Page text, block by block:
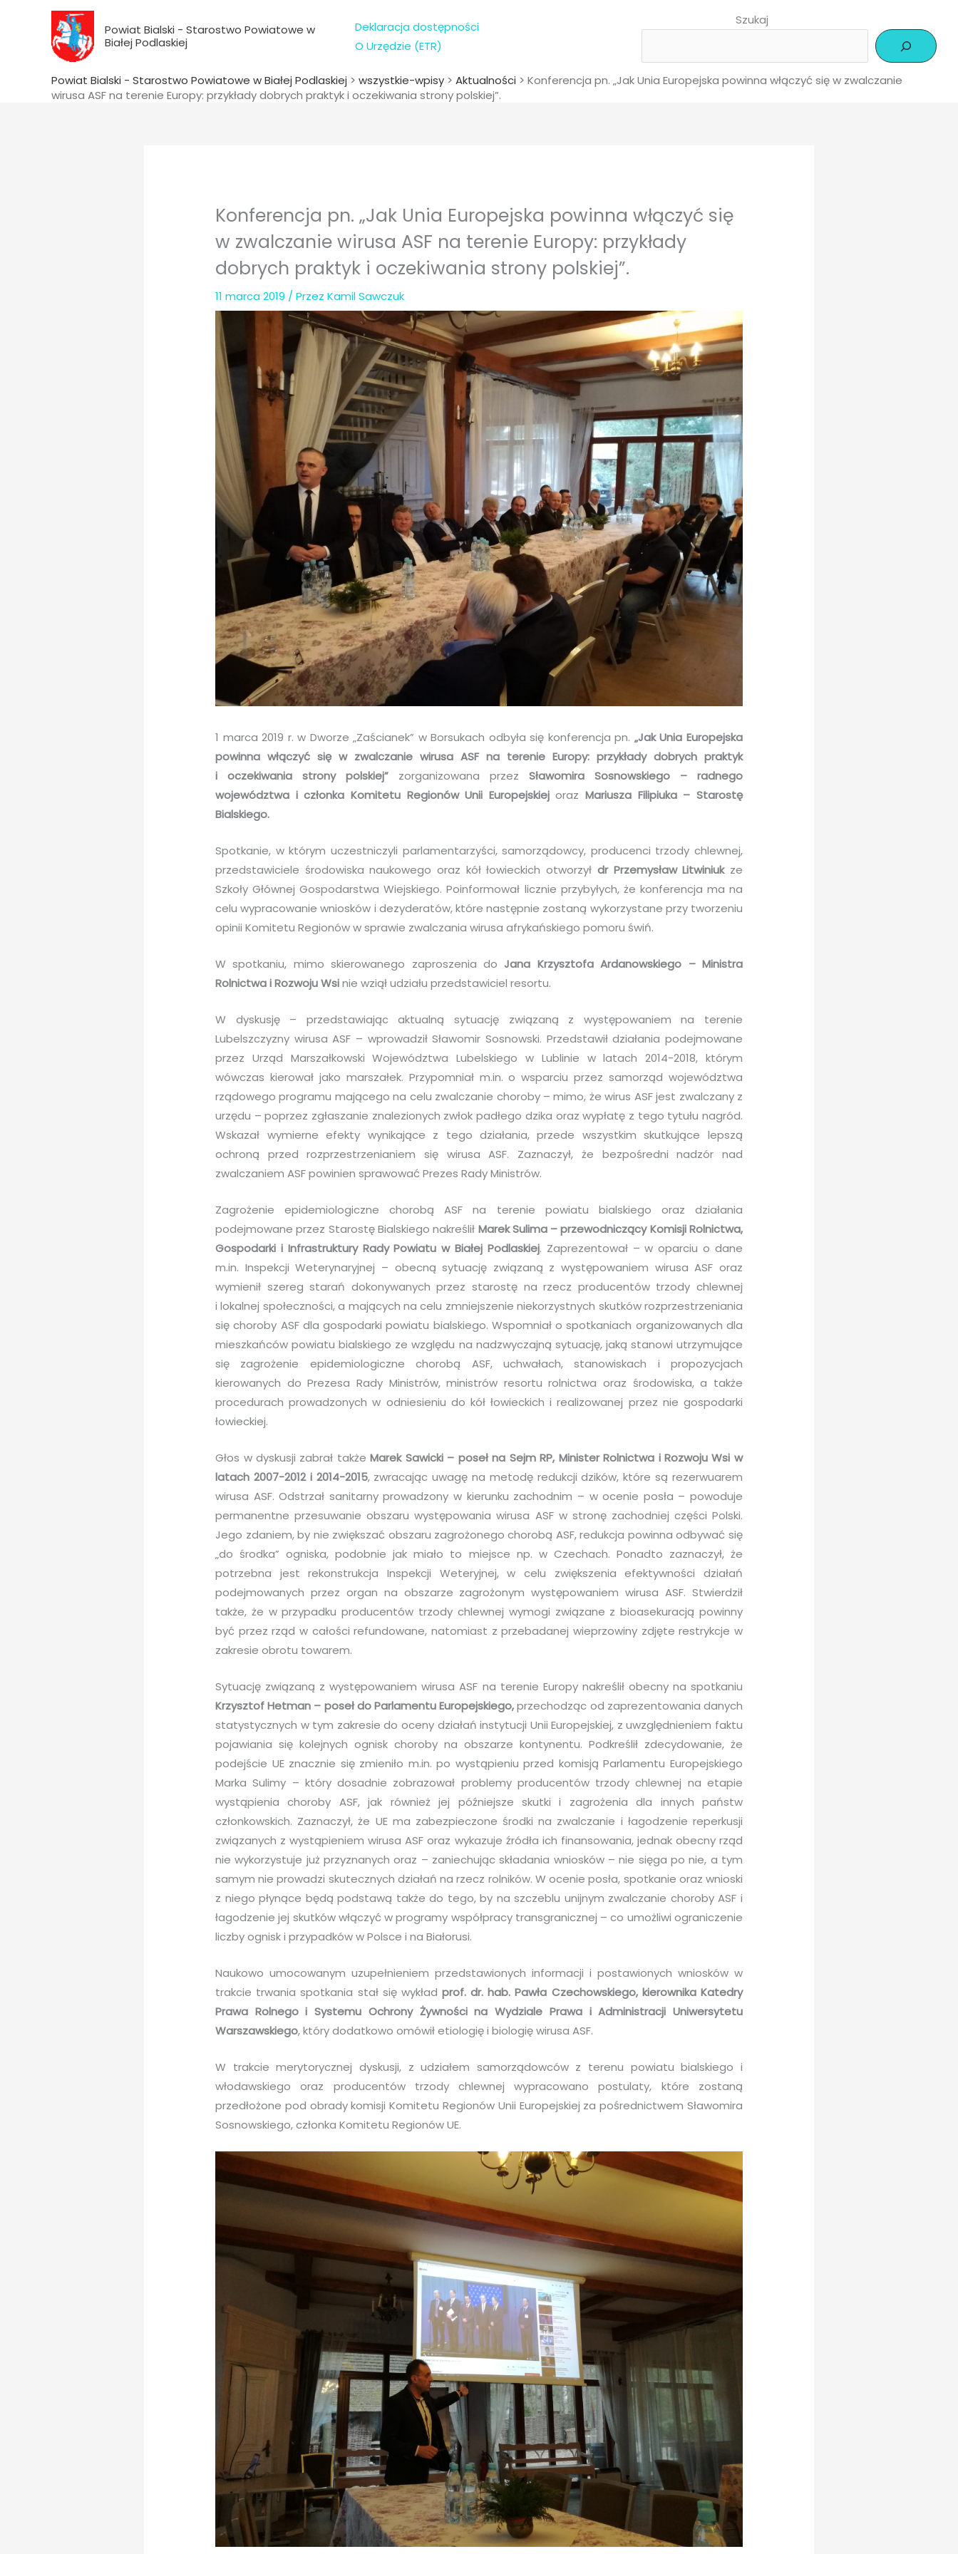
Powiat Bialski - Starostwo Powiatowe w
Białej Podlaskiej
Deklaracja dostępności
O Urzędzie (ETR)
Szukaj
Powiat Bialski - Starostwo Powiatowe w Białej Podlaskiej > wszystkie-wpisy > Aktualności > Konferencja pn. „Jak Unia Europejska powinna włączyć się w zwalczanie
wirusa ASF na terenie Europy: przykłady dobrych praktyk i oczekiwania strony polskiej”.
Konferencja pn. „Jak Unia Europejska powinna włączyć się
w zwalczanie wirusa ASF na terenie Europy: przykłady
dobrych praktyk i oczekiwania strony polskiej”.
11 marca 2019 / PrzezKamil Sawczuk
1 marca 2019 r. w Dworze „Zaścianek” w Borsukach odbyła się konferencja pn. „Jak Unia Europejska
powinna włączyć się w zwalczanie wirusa ASF na terenie Europy: przykłady dobrych praktyk
i oczekiwania strony polskiej” zorganizowana przez Sławomira Sosnowskiego – radnego
województwa i członka Komitetu Regionów Unii EuropejskiejorazMariusza Filipiuka – Starostę
Bialskiego.
Spotkanie, w którym uczestniczyli parlamentarzyści, samorządowcy, producenci trzody chlewnej,
przedstawiciele środowiska naukowego oraz kół łowieckich otworzył dr Przemysław Litwiniuk ze
Szkoły Głównej Gospodarstwa Wiejskiego. Poinformował licznie przybyłych, że konferencja ma na
celu wypracowanie wniosków i dezyderatów, które następnie zostaną wykorzystane przy tworzeniu
opinii Komitetu Regionów w sprawie zwalczania wirusa afrykańskiego pomoru świń.
W spotkaniu, mimo skierowanego zaproszenia do Jana Krzysztofa Ardanowskiego – Ministra
Rolnictwa i Rozwoju Wsinie wziął udziału przedstawiciel resortu.
W dyskusję – przedstawiając aktualną sytuację związaną z występowaniem na terenie
Lubelszczyzny wirusa ASF – wprowadził Sławomir Sosnowski. Przedstawił działania podejmowane
przez Urząd Marszałkowski Województwa Lubelskiego w Lublinie w latach 2014-2018, którym
wówczas kierował jako marszałek. Przypomniał m.in. o wsparciu przez samorząd województwa
rządowego programu mającego na celu zwalczanie choroby – mimo, że wirus ASF jest zwalczany z
urzędu – poprzez zgłaszanie znalezionych zwłok padłego dzika oraz wypłatę z tego tytułu nagród.
Wskazał wymierne efekty wynikające z tego działania, przede wszystkim skutkujące lepszą
ochroną przed rozprzestrzenianiem się wirusa ASF. Zaznaczył, że bezpośredni nadzór nad
zwalczaniem ASF powinien sprawować Prezes Rady Ministrów.
Zagrożenie epidemiologiczne chorobą ASF na terenie powiatu bialskiego oraz działania
podejmowane przez Starostę Bialskiego nakreślił Marek Sulima – przewodniczący Komisji Rolnictwa,
Gospodarki i Infrastruktury Rady Powiatu w Białej Podlaskiej. Zaprezentował – w oparciu o dane
m.in. Inspekcji Weterynaryjnej – obecną sytuację związaną z występowaniem wirusa ASF oraz
wymienił szereg starań dokonywanych przez starostę na rzecz producentów trzody chlewnej
i lokalnej społeczności, a mających na celu zmniejszenie niekorzystnych skutków rozprzestrzeniania
się choroby ASF dla gospodarki powiatu bialskiego. Wspomniał o spotkaniach organizowanych dla
mieszkańców powiatu bialskiego ze względu na nadzwyczajną sytuację, jaką stanowi utrzymujące
się zagrożenie epidemiologiczne chorobą ASF, uchwałach, stanowiskach i propozycjach
kierowanych do Prezesa Rady Ministrów, ministrów resortu rolnictwa oraz środowiska, a także
procedurach prowadzonych w odniesieniu do kół łowieckich i realizowanej przez nie gospodarki
łowieckiej.
Głos w dyskusji zabrał takżeMarek Sawicki – poseł na Sejm RP, Minister Rolnictwa i Rozwoju Wsi w
latach 2007-2012 i 2014-2015, zwracając uwagę na metodę redukcji dzików, które są rezerwuarem
wirusa ASF. Odstrzał sanitarny prowadzony w kierunku zachodnim – w ocenie posła – powoduje
permanentne przesuwanie obszaru występowania wirusa ASF w stronę zachodniej części Polski.
Jego zdaniem, by nie zwiększać obszaru zagrożonego chorobą ASF, redukcja powinna odbywać się
„do środka” ogniska, podobnie jak miało to miejsce np. w Czechach. Ponadto zaznaczył, że
potrzebna jest rekonstrukcja Inspekcji Weteryjnej, w celu zwiększenia efektywności działań
podejmowanych przez organ na obszarze zagrożonym występowaniem wirusa ASF. Stwierdził
także, że w przypadku producentów trzody chlewnej wymogi związane z bioasekuracją powinny
być przez rząd w całości refundowane, natomiast z przebadanej wieprzowiny zdjęte restrykcje w
zakresie obrotu towarem.
Sytuację związaną z występowaniem wirusa ASF na terenie Europy nakreślił obecny na spotkaniu
Krzysztof Hetman – poseł do Parlamentu Europejskiego,przechodząc od zaprezentowania danych
statystycznych w tym zakresie do oceny działań instytucji Unii Europejskiej, z uwzględnieniem faktu
pojawiania się kolejnych ognisk choroby na obszarze kontynentu. Podkreślił zdecydowanie, że
podejście UE znacznie się zmieniło m.in. po wystąpieniu przed komisją Parlamentu Europejskiego
Marka Sulimy – który dosadnie zobrazował problemy producentów trzody chlewnej na etapie
wystąpienia choroby ASF, jak również jej późniejsze skutki i zagrożenia dla innych państw
członkowskich. Zaznaczył, że UE ma zabezpieczone środki na zwalczanie i łagodzenie reperkusji
związanych z wystąpieniem wirusa ASF oraz wykazuje źródła ich finansowania, jednak obecny rząd
nie wykorzystuje już przyznanych oraz – zaniechując składania wniosków – nie sięga po nie, a tym
samym nie prowadzi skutecznych działań na rzecz rolników. W ocenie posła, spotkanie oraz wnioski
z niego płynące będą podstawą także do tego, by na szczeblu unijnym zwalczanie choroby ASF i
łagodzenie jej skutków włączyć w programy współpracy transgranicznej – co umożliwi ograniczenie
liczby ognisk i przypadków w Polsce i na Białorusi.
Naukowo umocowanym uzupełnieniem przedstawionych informacji i postawionych wniosków w
trakcie trwania spotkania stał się wykład prof. dr. hab. Pawła Czechowskiego, kierownika Katedry
Prawa Rolnego i Systemu Ochrony Żywności na Wydziale Prawa i Administracji Uniwersytetu
Warszawskiego, który dodatkowo omówił etiologię i biologię wirusa ASF.
W trakcie merytorycznej dyskusji, z udziałem samorządowców z terenu powiatu bialskiego i
włodawskiego oraz producentów trzody chlewnej wypracowano postulaty, które zostaną
przedłożone pod obrady komisji Komitetu Regionów Unii Europejskiej za pośrednictwem Sławomira
Sosnowskiego, członka Komitetu Regionów UE.